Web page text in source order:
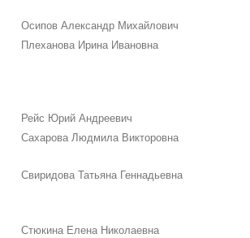
Осипов Александр Михайлович
Плеханова Ирина Ивановна
Рейс Юрий Андреевич
Сахарова Людмила Викторовна
Свиридова Татьяна Геннадьевна
Стюкина Елена Николаевна